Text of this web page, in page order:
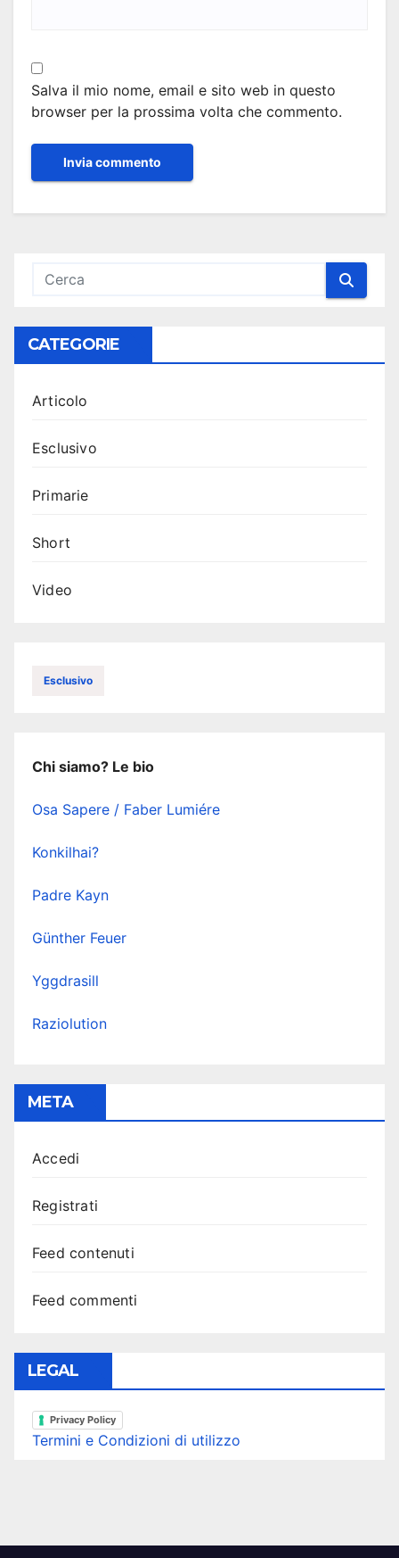
Salva il mio nome, email e sito web in questo
browser per la prossima volta che commento.
CATEGORIE
Articolo
Esclusivo
Primarie
Short
Video
Esclusivo
Chi siamo? Le bio
Osa Sapere / Faber Lumiére
Konkilhai?
Padre Kayn
Günther Feuer
Yggdrasill
Raziolution
META
Accedi
Registrati
Feed contenuti
Feed commenti
LEGAL
Privacy Policy
Termini e Condizioni di utilizzo